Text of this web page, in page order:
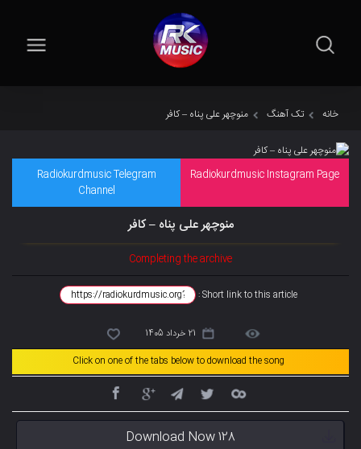
خانه تک آهنگ منوچهر علی پناه – کافر
Radiokurdmusic Instagram Page
Radiokurdmusic Telegram
Channel
منوچهر علی پناه – کافر
Completing the archive
Short link to this article :
21 خرداد 1405
Click on one of the tabs below to download the song
Download Now 128